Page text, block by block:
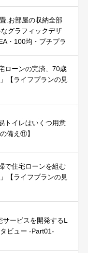
.お部屋の収納全部
グラフィックデザ
・100均・プチプラ
ローンの完済、70歳
【ライフプランの見
トイレはいくつ用意
備え⑪】
で住宅ローンを組む
【ライフプランの見
サービスを開発するL
ビュー -Part01-